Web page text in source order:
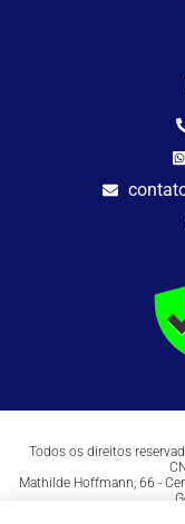
Todos os direitos
Mathilde Hoffmann, 66 -